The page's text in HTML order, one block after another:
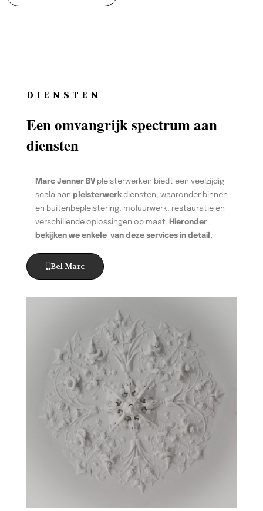
DIENSTEN
Een omvangrijk spectrum aan
diensten
Marc Jenner BV pleisterwerken biedt een veelzijdig
scala aan pleisterwerk diensten, waaronder binnen-
en buitenbepleistering, moluurwerk, restauratie en
verschillende oplossingen op maat. Hieronder
bekijken we enkele van deze services in detail.
Bel Marc